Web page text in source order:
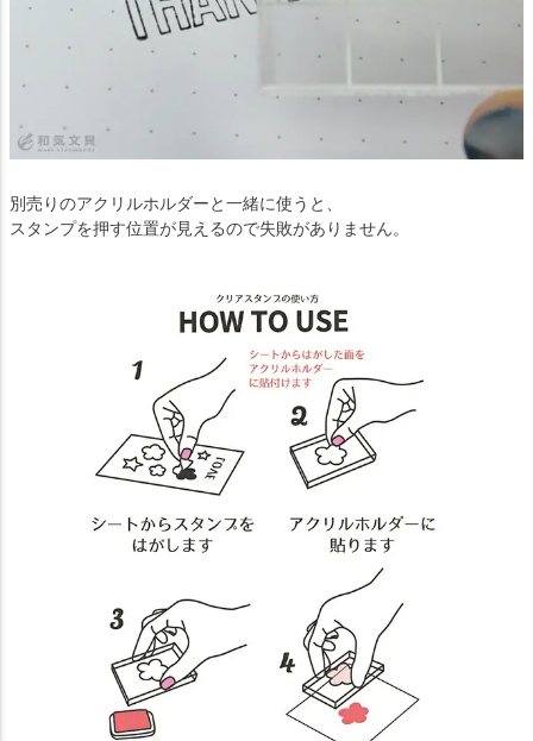
別売りのアクリルホルダーと一緒に使うと、
スタンプを押す位置が見えるので失敗がありません。